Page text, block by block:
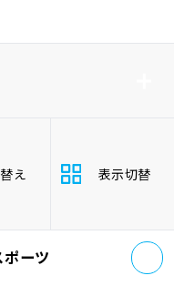
ミツビシ
自動車
え
順 高
表示切替
ーツ